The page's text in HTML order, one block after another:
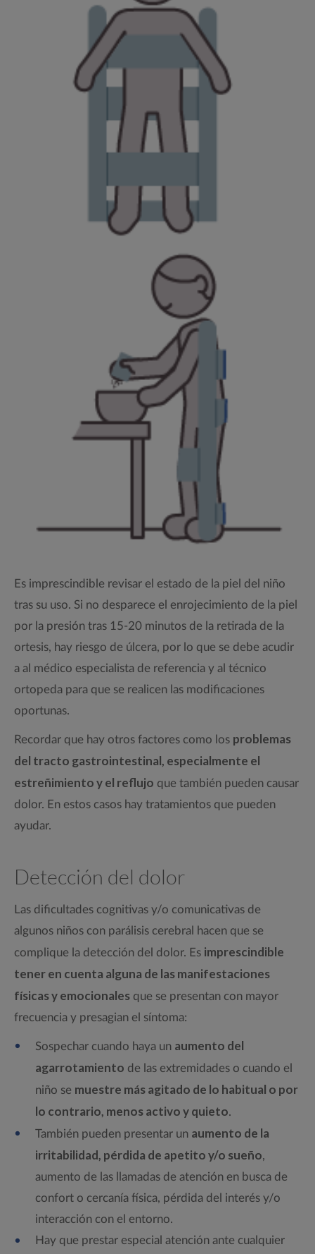
Es imprescindible revisar el estado de la piel del niño
tras su uso. Si no desparece el enrojecimiento de la piel
por la presión tras 15-20 minutos de la retirada de la
ortesis, hay riesgo de úlcera, por lo que se debe acudir
a al médico especialista de referencia y al técnico
ortopeda para que se realicen las modificaciones
oportunas.
Recordar que hay otros factores como los problemas
del tracto gastrointestinal, especialmente el
estreñimiento y el reflujo que también pueden causar
dolor. En estos casos hay tratamientos que pueden
ayudar.
Detección del dolor
Las dificultades cognitivas y/o comunicativas de
algunos niños con parálisis cerebral hacen que se
complique la detección del dolor. Es imprescindible
tener en cuenta alguna de las manifestaciones
físicas y emocionales que se presentan con mayor
frecuencia y presagian el síntoma:
Sospechar cuando haya un aumento del
agarrotamiento de las extremidades o cuando el
niño se muestre más agitado de lo habitual o por
lo contrario, menos activo y quieto.
También pueden presentar un aumento de la
irritabilidad, pérdida de apetito y/o sueño,
aumento de las llamadas de atención en busca de
confort o cercanía física, pérdida del interés y/o
interacción con el entorno.
Hay que prestar especial atención ante cualquier